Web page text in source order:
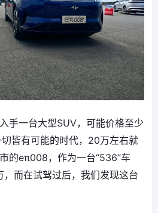
手一台大型SUV，可能价格至少
皆有可能的时代，20万左右就
的eπ008，作为一台“536”车
而在试驾过后，我们发现这台